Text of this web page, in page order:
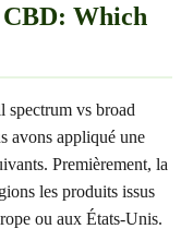
Which
spectrum vs broad
avons appliqué une
Premièrement, la
les produits issus
ou aux États-Unis.